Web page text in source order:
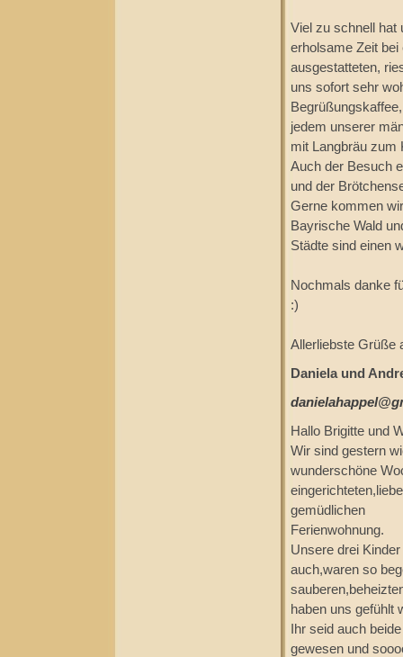
Viel zu schnell hat
erholsame Zeit
ausgestatteten,
uns sofort sehr
jedem unserer
mit Langbräu zum
Auch der Besuch
und der
Gerne kommen
Bayrische Wald
Städte sind einen
Nochmals danke
:)
Allerliebste Grüße
Daniela und
Hallo Brigitte und
Wir sind gestern
wunderschöne
gemüdlichen
Ferienwohnung.
Unsere drei
auch,waren so
haben uns gefühlt
Ihr seid auch
gewesen und